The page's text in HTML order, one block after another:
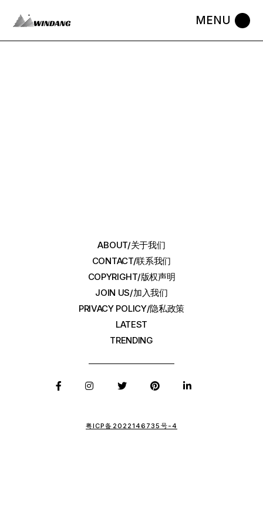
ABOUT/关于我们
CONTACT/联系我们
COPYRIGHT/版权声明
JOIN US/加入我们
PRIVACY POLICY/隐私政策
LATEST
TRENDING
粤ICP备2022146735号-4